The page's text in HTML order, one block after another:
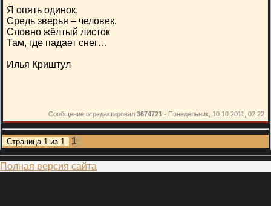
Я опять одинок,
Средь зверья – человек,
Словно жёлтый листок
Там, где падает снег…
Илья Криштул
Сообщение отредактировал 3674721 - Понедельник, 10.10.2011, 02:22
Страница 1 из 1 1
Полная версия сайта